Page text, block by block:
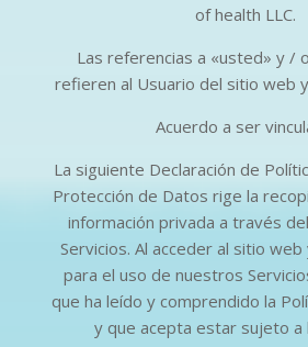
of health LLC.
Las referencias a «usted» y /
refieren al Usuario del sitio web
Acuerdo a ser
La siguiente Declaración de
Protección de Datos rige la
información privada a través
Servicios. Al acceder al sitio
para el uso de nuestros
que ha leído y comprendido la
y que acepta estar sujeto a